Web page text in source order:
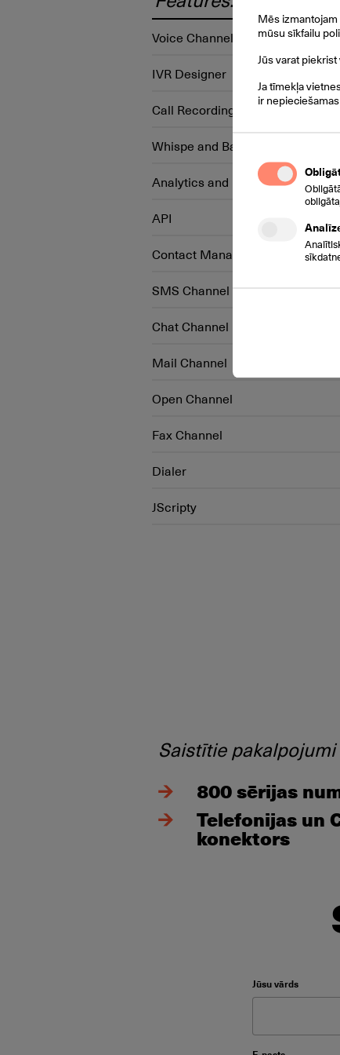
Voice Channel
IVR Designer
Call Recording
Whispe and Barge-in
Analytics and reporting
API
Contact Management
SMS Channel
Chat Channel
Mail Channel
Open Channel
Fax Channel
Dialer
JScripty
Saistītie pakalpojumi
800 sērijas
Telefonijas un
konektors
Jūsu vārds
Please leave
Mēs
mūsu sīkfailu
Jūs varat
Ja tīmekļa
ir